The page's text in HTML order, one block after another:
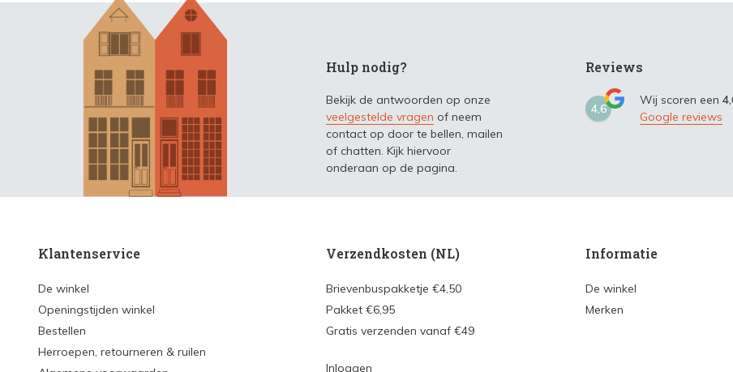
Hulp nodig?
Bekijk de antwoorden op onze
veelgestelde vragen of neem
contact op door te bellen, mailen
of chatten. Kijk hiervoor
onderaan op de pagina.
Reviews
4,6
Wij scoren een
Google reviews
Klantenservice
De winkel
Openingstijden winkel
Bestellen
Herroepen, retourneren & ruilen
Verzendkosten (NL)
Brievenbuspakketje €4,50
Pakket €6,95
Gratis verzenden vanaf €49
Inloggen
Informatie
De winkel
Merken